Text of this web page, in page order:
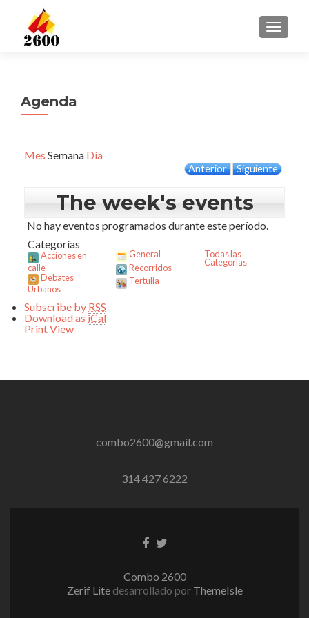
Agenda
Mes Semana Día
Anterior Siguiente
The week's events
No hay eventos programados durante este período.
Categorías
Acciones en
calle
Debates
Urbanos
General
Recorridos
Tertulia
Todas las
Categorías
Subscribe by RSS
Download as iCal
PrintView
combo2600@gmail.com
314 427 6222
EnlaceEnlace
Combo 2600
Zerif Lite desarrollado por ThemeIsle